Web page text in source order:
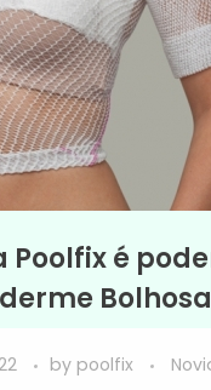
Poolfix é
by poolfix